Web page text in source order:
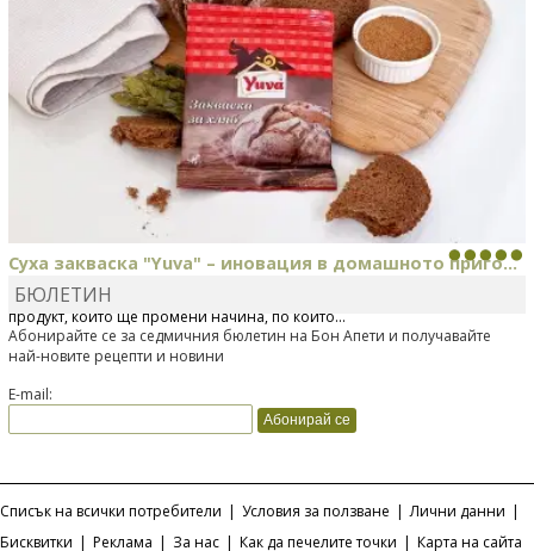
Суха закваска "Yuva" – иновация в домашното приго...
Отскоро Лесафр България стартира предлагането на изцяло нов
продукт, който ще промени начина, по който...
БЮЛЕТИН
Абонирайте се за седмичния бюлетин на Бон Апети и получавайте
най-новите рецепти и новини
E-mail:
Списък на всички потребители | Условия за ползване | Лични данни |
Бисквитки | Реклама | За нас | Как да печелите точки | Карта на сайта